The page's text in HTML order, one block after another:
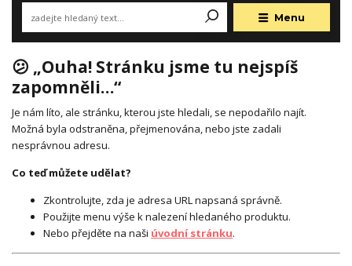
Menu
😕 „Ouha! Stránku jsme tu nejspíš
zapomněli…“
Je nám líto, ale stránku, kterou jste hledali, se nepodařilo najít.
Možná byla odstraněna, přejmenována, nebo jste zadali
nesprávnou adresu.
Co teď můžete udělat?
Zkontrolujte, zda je adresa URL napsaná správně.
Použijte menu výše k nalezení hledaného produktu.
Nebo přejděte na naši úvodní stránku.